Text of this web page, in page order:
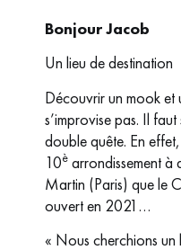
Bonjour Jacob
Un lieu de destination
Découvrir un mook et
s’improvise pas. Il
double quête. En
10è arrondissement à
Martin (Paris) que le
ouvert en 2021…
« Nous cherchions un